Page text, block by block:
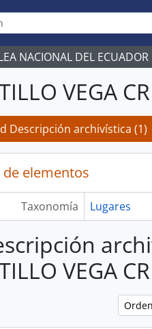
NACIONAL DEL ECUADOR
VEGA
Descripción archivística (1)
de elementos
Taxonomía Lugares
VEGA